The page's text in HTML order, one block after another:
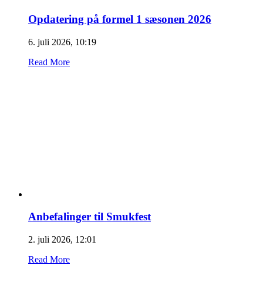
Opdatering på formel 1 sæsonen 2026
6. juli 2026, 10:19
Read More
Anbefalinger til Smukfest
2. juli 2026, 12:01
Read More